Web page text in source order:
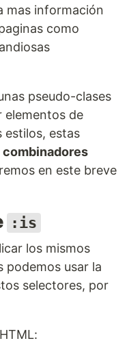
mas información
como
pseudo-clases
elementos de
estilos, estas
combinadores
en este breve
:is
los mismos
podemos usar la
selectores, por